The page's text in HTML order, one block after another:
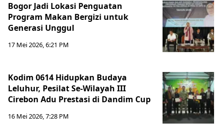
Bogor Jadi Lokasi Penguatan
Program Makan Bergizi untuk
Generasi Unggul
17 Mei 2026, 6:21 PM
Kodim 0614 Hidupkan Budaya
Leluhur, Pesilat Se-Wilayah III
Cirebon Adu Prestasi di Dandim Cup
16 Mei 2026, 7:28 PM